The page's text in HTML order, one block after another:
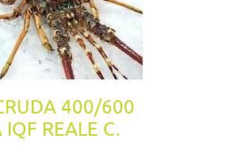
400/600
REALE C.